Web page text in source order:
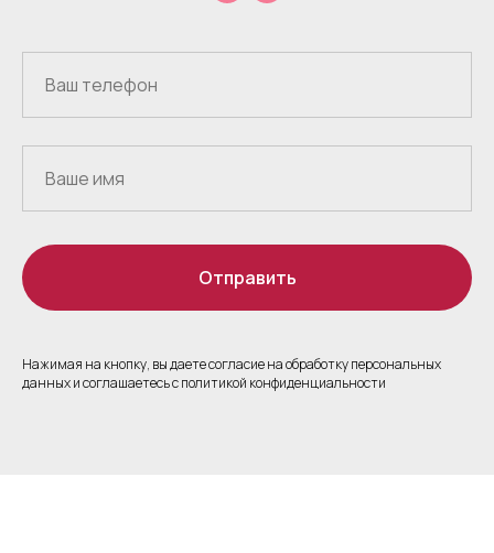
Отправить
Нажимая на кнопку, вы даете согласие на обработку персональных
данных и соглашаетесь c политикой конфиденциальности